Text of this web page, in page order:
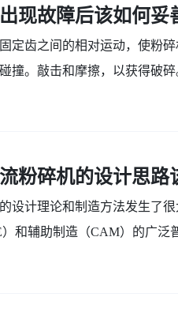
现故障后该如何妥
定齿之间的相对运动，使粉
撞。敲击和摩擦，以获得破
粉碎机的设计思路
设计理论和制造方法发生了
）和辅助制造（CAM）的广